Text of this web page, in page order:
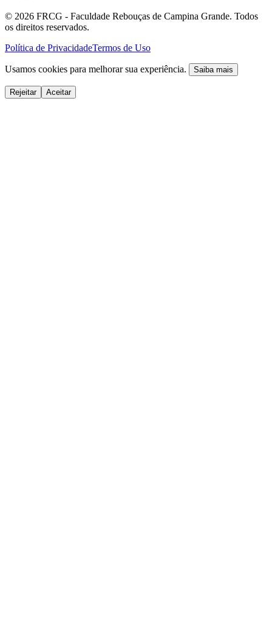
© 2026 FRCG - Faculdade Rebouças de Campina Grande. Todos
os direitos reservados.
Política de PrivacidadeTermos de Uso
Usamos cookies para melhorar sua experiência. Saiba mais
Rejeitar Aceitar